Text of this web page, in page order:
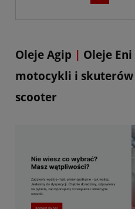
Oleje Agip | Oleje Eni
motocykli i skuterów
scooter